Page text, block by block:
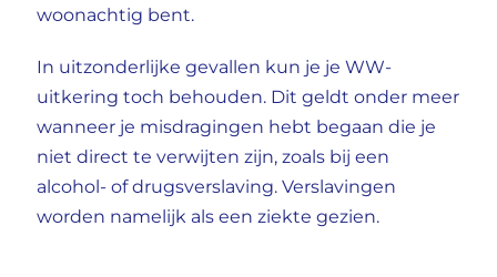
woonachtig bent.
In uitzonderlijke gevallen kun je je WW-
uitkering toch behouden. Dit geldt onder meer
wanneer je misdragingen hebt begaan die je
niet direct te verwijten zijn, zoals bij een
alcohol- of drugsverslaving. Verslavingen
worden namelijk als een ziekte gezien.